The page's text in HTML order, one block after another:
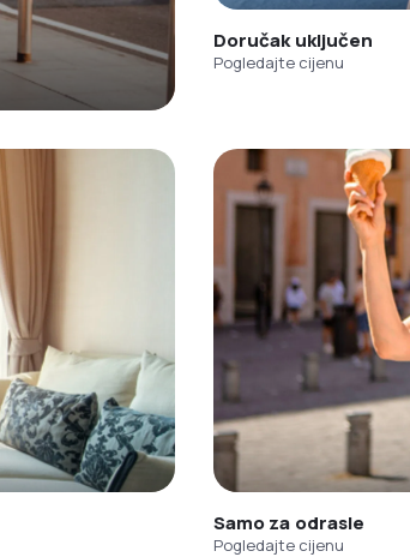
Doručak uključen
Pogledajte cijenu
Samo za odrasle
Pogledajte cijenu